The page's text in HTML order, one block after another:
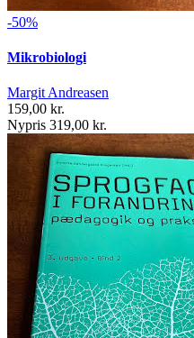
-50%
Mikrobiologi
Margit Andreasen
159,00 kr.
Nypris 319,00 kr.